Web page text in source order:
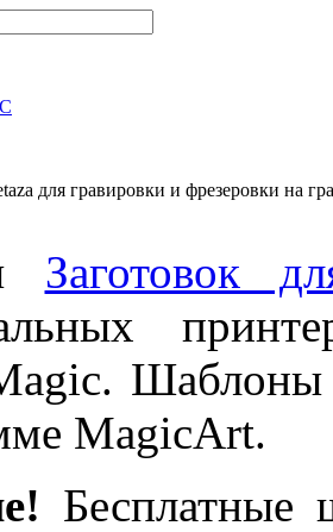
для гравировки и фрезеровки на
Заготовок
Шаблоны
MagicArt.
Бесплатные